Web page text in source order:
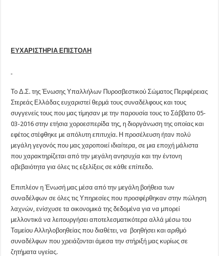
ΕΥΧΑΡΙΣΤΗΡΙΑ ΕΠΙΣΤΟΛΗ
Το Δ.Σ. της Ένωσης Υπαλλήλων Πυροσβεστικού Σώματος Περιφέρειας
Στερεάς Ελλάδας ευχαριστεί θερμά τους συναδέλφους και τους
συγγενείς τους που μας τίμησαν με την παρουσία τους το Σάββατο 05-
03-2016 στην ετήσια χοροεσπερίδα της, η διοργάνωση της οποίας και
εφέτος στέφθηκε με απόλυτη επιτυχία. Η προσέλευση ήταν πολύ
μεγάλη γεγονός που μας χαροποιεί ιδιαίτερα, σε μια εποχή μάλιστα
που χαρακτηρίζεται από την μεγάλη ανησυχία και την έντονη
αβεβαιότητα για όλες τις εξελίξεις σε κάθε επίπεδο.
Επιπλέον η Ένωσή μας μέσα από την μεγάλη βοήθεια των
συναδέλφων σε όλες τις Υπηρεσίες που προσφέρθηκαν στην πώληση
λαχνών, ενίσχυσε τα οικονομικά της δεδομένα για να μπορεί
μελλοντικά να λειτουργήσει αποτελεσματικότερα αλλά μέσω του
Ταμείου Αλληλοβοηθείας που διαθέτει, να βοηθήσει και αριθμό
συναδέλφων που χρειάζονται άμεσα την στήριξή μας κυρίως σε
ζητήματα υγείας.